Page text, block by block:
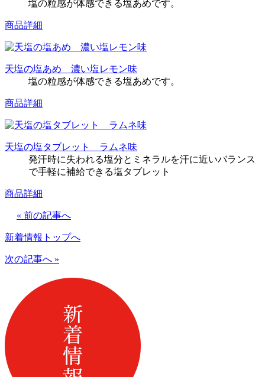
塩の粒感が体感できる塩あめです。
商品詳細
天塩の塩あめ 濃い塩レモン味
塩の粒感が体感できる塩あめです。
商品詳細
天塩の塩タブレット ラムネ味
発汗時に失われる塩分とミネラルを汗に近いバランス
で手軽に補給できる塩タブレット
商品詳細
« 前の記事へ
新着情報トップへ
次の記事へ »